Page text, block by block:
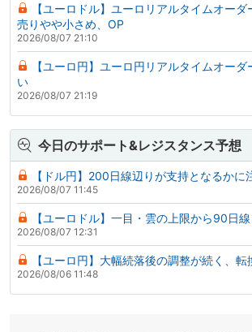
【ユーロドル】ユーロリアルタイムオー
売りやや小さめ、OP
2026/08/07 21:10
【ユーロ円】ユーロ円リアルタイムオー
い
2026/08/07 21:19
今日のサポート&レジスタンス予想
【ドル円】200日線辺りが支持となるかに
2026/08/07 11:45
【ユーロドル】一目・雲の上限から90日
2026/08/07 12:31
【ユーロ円】大幅続落後の調整が続く、転
2026/08/06 11:48